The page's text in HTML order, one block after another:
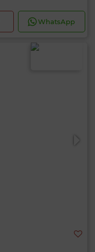
WhatsApp